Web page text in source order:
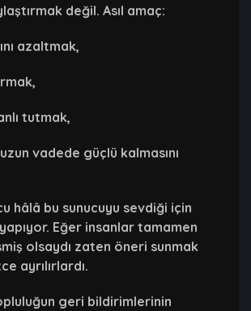
değil. Asıl amaç:
azaltmak,
tutmak,
vadede güçlü kalmasını
hâlâ bu sunucuyu sevdiği için
Eğer insanlar tamamen
olsaydı zaten öneri sunmak
ayrılırlardı.
geri bildirimlerinin